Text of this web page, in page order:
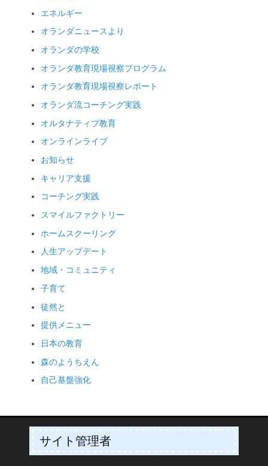
エネルギー
オランダニュースより
オランダの学校
オランダ教育現場視察プログラム
オランダ教育現場視察レポート
オランダ流コーチング実践
オルタナティブ教育
オンラインライブ
お知らせ
キャリア支援
コーチング実践
スマイルファクトリー
ホームスクーリング
人生アップデート
地域・コミュニティ
子育て
徒然と
提供メニュー
日本の教育
森のようちえん
自己基盤強化
サイト管理者